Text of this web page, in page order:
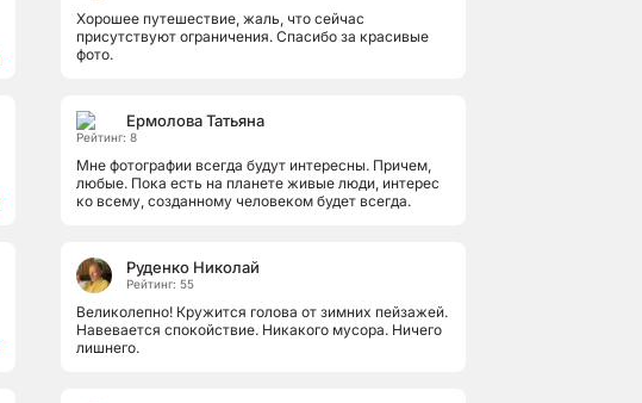
Хорошее путешествие, жаль, что сейчас
присутствуют ограничения. Спасибо за красивые
фото.
Ермолова Татьяна
Рейтинг: 8
Мне фотографии всегда будут интересны. Причем,
любые. Пока есть на планете живые люди, интерес
ко всему, созданному человеком будет всегда.
Руденко Николай
Рейтинг: 55
Великолепно! Кружится голова от зимних пейзажей.
Навевается спокойствие. Никакого мусора. Ничего
лишнего.